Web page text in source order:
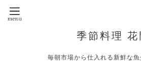
季節料理 花
毎朝市場から仕入れる新鮮な